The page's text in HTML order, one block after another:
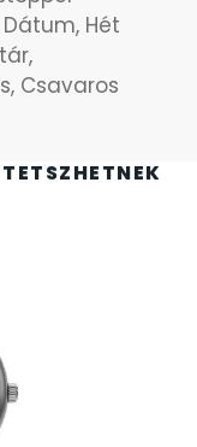
Hét
Csavaros